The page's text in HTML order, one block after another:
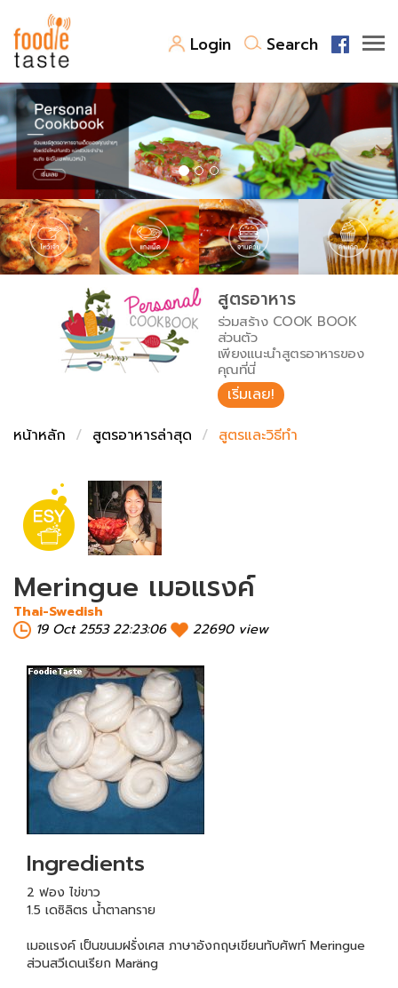
Login Search
สูตรอาหาร
สูตรอาหารล่าสุด
Top Foodie
พาไปชิม
สารพันก้นครัว
เคล็ดลับน่ารู้
เปรียบเทียบหน่วยการตวง
เปรียบเทียบอุณหภูมิ
เปรียบเทียบน้ำหนักวัตถุดิบ
FoodPedia
สร้าง Cookbook
สูตรอาหาร
ร่วมสร้าง COOK BOOK
ส่วนตัว
เพียงแนะนำสูตรอาหารของ
คุณที่นี่
เริ่มเลย!
หน้าหลัก
สูตรอาหารล่าสุด สูตรและวิธีทำ
Meringue เมอแรงค์
Thai-Swedish
19 Oct 2553 22:23:06
22690 view
Ingredients
2 ฟอง ไข่ขาว
1.5 เดซิลิตร น้ำตาลทราย
เมอแรงค์ เป็นขนมฝรั่งเศส ภาษาอังกฤษเขียนทับศัพท์ Meringue
ส่วนสวีเดนเรียก Maräng